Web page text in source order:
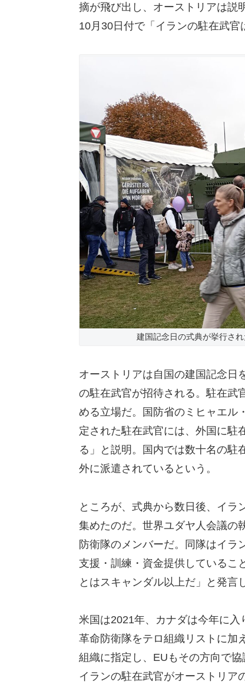
摘が飛び出し、オーストリアは説
10月30日付で「イランの駐在武官
建国記念日の式典が挙行さ
オーストリアは自国の建国記念日
の駐在武官が招待される。駐在武
める立場だ。国防省のミヒャエル
定された駐在武官には、外国に駐
る」と説明。国内では数十名の駐
外に派遣されているという。
ところが、式典から数日後、イラ
集めたのだ。世界ユダヤ人会議の
防衛隊のメンバーだ。同隊はイラ
支援・訓練・資金提供しているこ
とはスキャンダル以上だ」と発言
米国は2021年、カナダは今年に入
革命防衛隊をテロ組織リストに加
組織に指定し、EUもその方向で
イランの駐在武官がオーストリア